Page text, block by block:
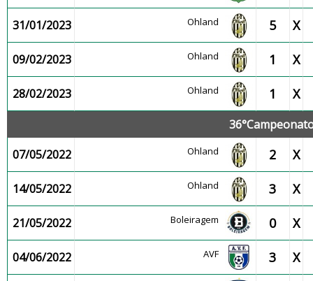
31/01/2023 Ohland 5 X
09/02/2023 Ohland 1 X
28/02/2023 Ohland 1 X
07/05/2022
Ohland 2 X
14/05/2022 Ohland 3 X
21/05/2022 Boleiragem 0 X
04/06/2022 AVF 3 X